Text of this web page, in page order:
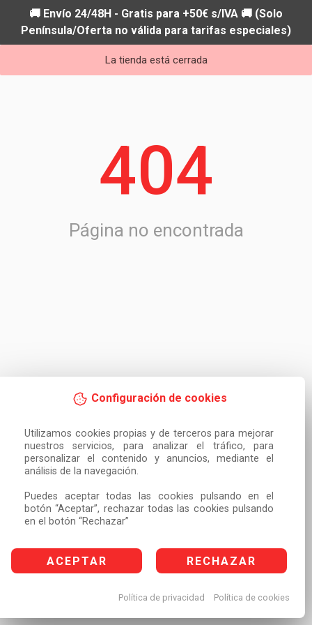
Configuración de cookies
Utilizamos cookies propias y de terceros para mejorar
nuestros servicios, para analizar el tráfico, para
personalizar el contenido y anuncios, mediante el
análisis de la navegación.
Puedes aceptar todas las cookies pulsando en el
botón “Aceptar”, rechazar todas las cookies pulsando
en el botón “Rechazar”
ACEPTAR RECHAZAR
Política de privacidad Política de cookies
🚚 Envío 24/48H - Gratis para +50€ s/IVA 🚚 (Solo
Península/Oferta no válida para tarifas especiales)
La tienda está cerrada
404
Página no encontrada